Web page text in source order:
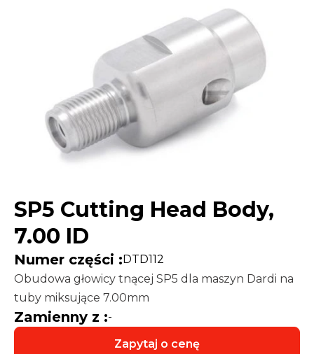
SP5 Cutting Head Body,
7.00 ID
Numer części :DTD112
Obudowa głowicy tnącej SP5 dla maszyn Dardi na
tuby miksujące 7.00mm
Zamienny z :-
Zapytaj o cenę